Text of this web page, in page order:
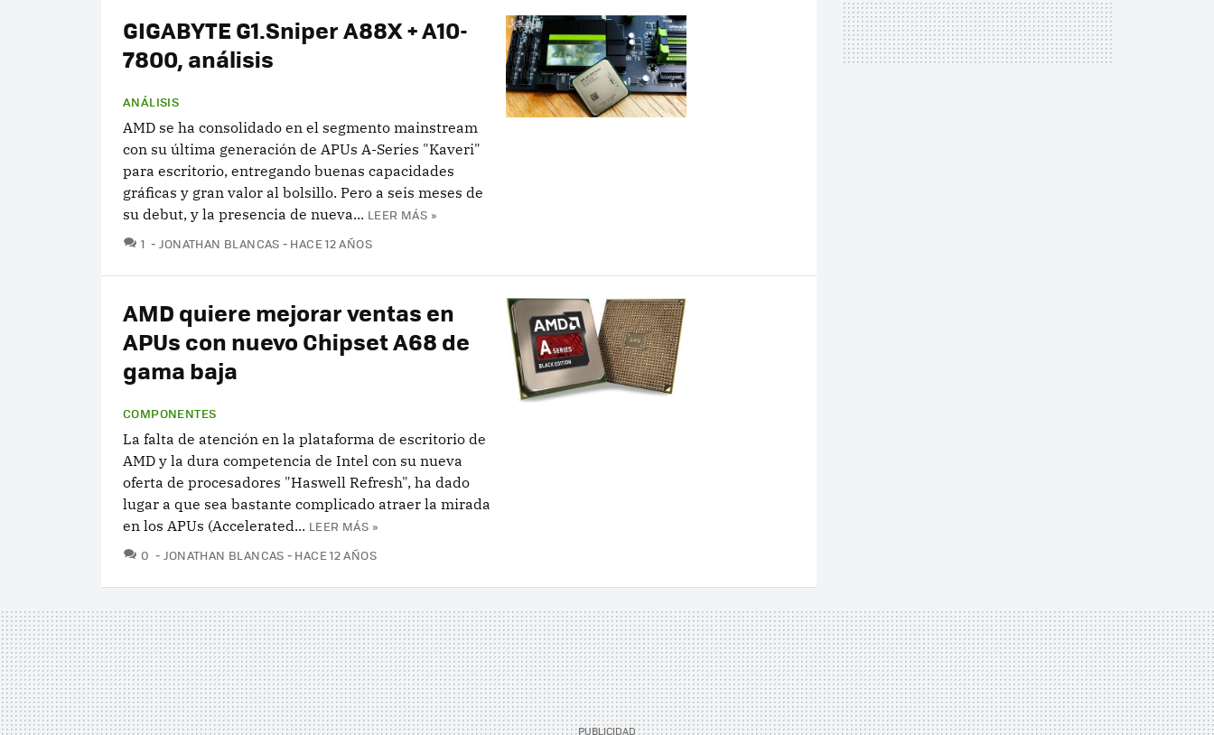
GIGABYTE G1.Sniper A88X + A10-
7800, análisis
ANÁLISIS
AMD se ha consolidado en el segmento mainstream
con su última generación de APUs A-Series "Kaveri"
para escritorio, entregando buenas capacidades
gráficas y gran valor al bolsillo. Pero a seis meses de
su debut, y la presencia de nueva... LEER MÁS »
1 COMENTARIOS
JONATHAN BLANCAS HACE 12 AÑOS
AMD quiere mejorar ventas en
APUs con nuevo Chipset A68 de
gama baja
COMPONENTES
La falta de atención en la plataforma de escritorio de
AMD y la dura competencia de Intel con su nueva
oferta de procesadores "Haswell Refresh", ha dado
lugar a que sea bastante complicado atraer la mirada
en los APUs (Accelerated... LEER MÁS »
0 COMENTARIOS
JONATHAN BLANCAS HACE 12 AÑOS